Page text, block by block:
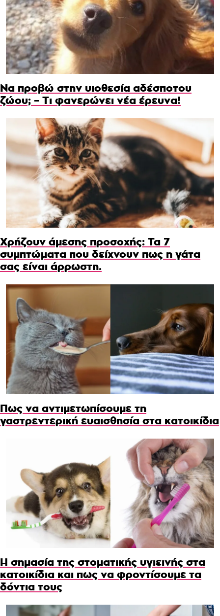
Να προβώ στην υιοθεσία αδέσποτου
ζώου; – Τι φανερώνει νέα έρευνα!
Χρήζουν άμεσης προσοχής: Τα 7
συμπτώματα που δείχνουν πως η γάτα
σας είναι άρρωστη.
Πως να αντιμετωπίσουμε τη
γαστρεντερική ευαισθησία στα κατοικίδια
Η σημασία της στοματικής υγιεινής στα
κατοικίδια και πως να φροντίσουμε τα
δόντια τους